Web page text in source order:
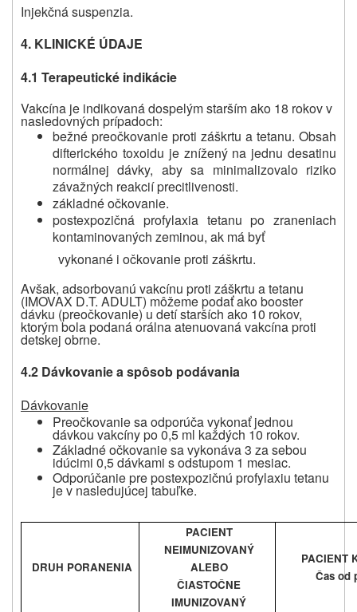
Injekčná suspenzia.
4. KLINICKÉ ÚDAJE
4.1 Terapeutické indikácie
Vakcína je indikovaná dospelým starším ako 18 rokov v
nasledovných prípadoch:
bežné preočkovanie proti záškrtu a tetanu. Obsah
difterického toxoidu je znížený na jednu desatinu
normálnej dávky, aby sa minimalizovalo riziko
závažných reakcií precitlivenosti.
základné očkovanie.
postexpozičná profylaxia tetanu po zraneniach
kontaminovaných zeminou, ak má byť
vykonané i očkovanie proti záškrtu.
Avšak, adsorbovanú vakcínu proti záškrtu a tetanu
(IMOVAX D.T. ADULT) môžeme podať ako booster
dávku (preočkovanie) u detí starších ako 10 rokov,
ktorým bola podaná orálna atenuovaná vakcína proti
detskej obrne.
4.2 Dávkovanie a spôsob podávania
Dávkovanie
Preočkovanie sa odporúča vykonať jednou
dávkou vakcíny po 0,5 ml každých 10 rokov.
Základné očkovanie sa vykonáva 3 za sebou
idúcimi 0,5 dávkami s odstupom 1 mesiac.
Odporúčanie pre postexpozičnú profylaxiu tetanu
je v nasledujúcej tabuľke.
DRUH PORANENIA
PACIENT
NEIMUNIZOVANÝ
ALEBO
ČIASTOČNE
IMUNIZOVANÝ
PACIENT
Čas od